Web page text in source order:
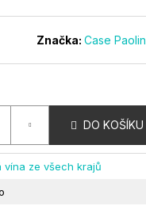
Značka:Case Paolin
DO KOŠÍKU
vína ze všech krajů
|